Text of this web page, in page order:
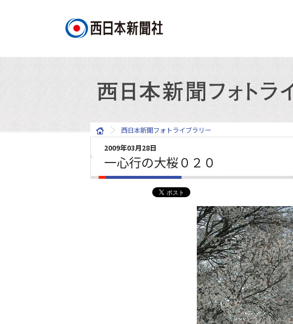
西日本新聞フォトライブラリー
2009年03月28日
一心行の大桜０２０